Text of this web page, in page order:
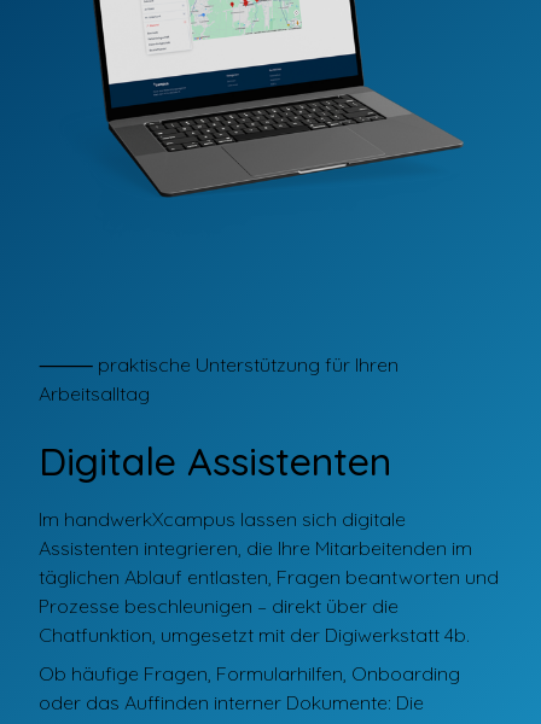
⸻ praktische Unterstützung für Ihren
Arbeitsalltag
Digitale Assistenten
Im handwerkXcampus lassen sich digitale
Assistenten integrieren, die Ihre Mitarbeitenden im
täglichen Ablauf entlasten, Fragen beantworten und
Prozesse beschleunigen – direkt über die
Chatfunktion, umgesetzt mit der Digiwerkstatt 4b.
Ob häufige Fragen, Formularhilfen, Onboarding
oder das Auffinden interner Dokumente: Die